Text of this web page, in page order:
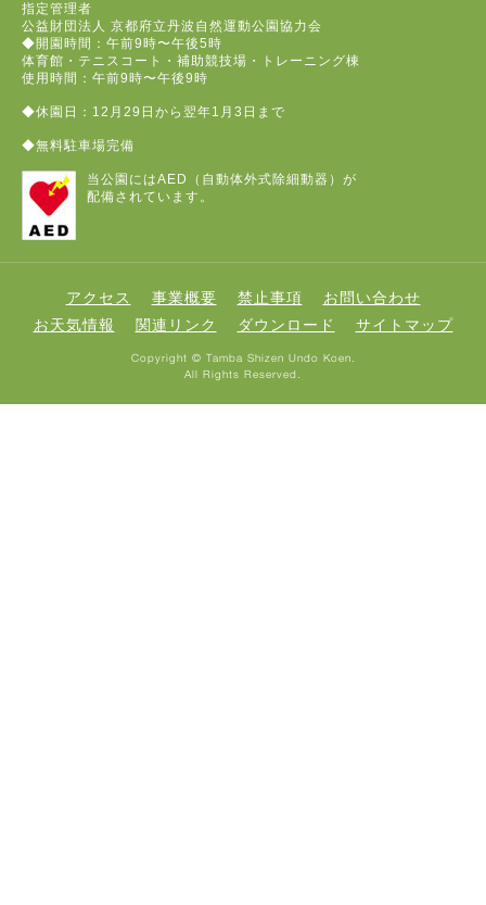
指定管理者
公益財団法人 京都府立丹波自然運動公園協力会
◆開園時間：午前9時〜午後5時
体育館・テニスコート・補助競技場・トレーニング棟
使用時間：午前9時〜午後9時
◆休園日：12月29日から翌年1月3日まで
◆無料駐車場完備
当公園にはAED（自動体外式除細動器）が
配備されています。
アクセス 事業概要 禁止事項
お問い合わせ
お天気情報
関連リンク ダウンロード サイトマップ
Copyright © Tamba Shizen Undo Koen.
All Rights Reserved.